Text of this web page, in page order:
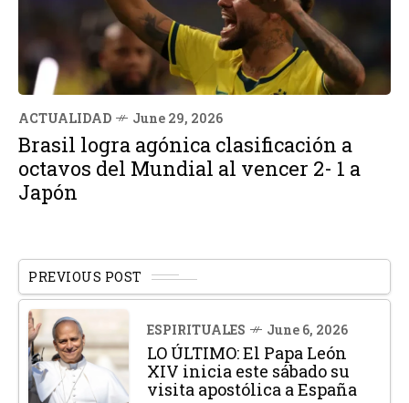
ACTUALIDAD June 29, 2026
Brasil logra agónica clasificación a
octavos del Mundial al vencer 2- 1 a
Japón
PREVIOUS POST
ESPIRITUALES June 6, 2026
LO ÚLTIMO: El Papa León
XIV inicia este sábado su
visita apostólica a España